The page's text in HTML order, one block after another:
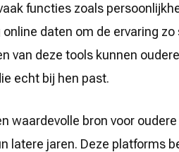
functies zoals
daten om de ervaring
van deze tools kunnen
echt bij hen past.
waardevolle bron voor
latere jaren. Deze platforms